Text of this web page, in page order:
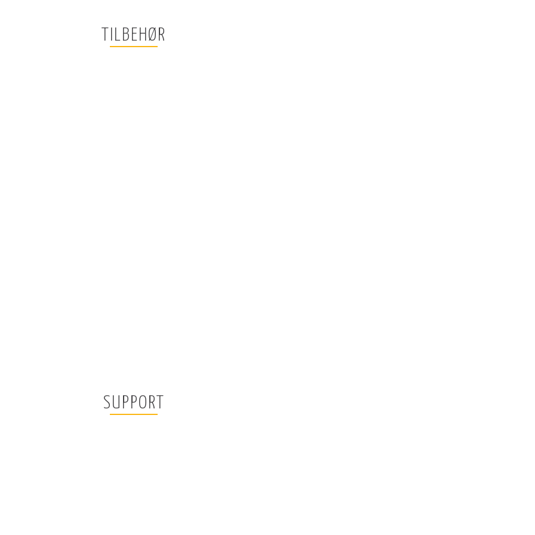
TILBEHØR
SUPPORT